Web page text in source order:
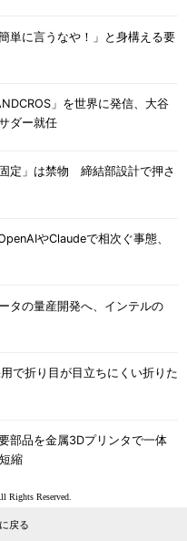
単に言うなや！」と身構える要
」を世界に発信、大谷
ダー就任
定」は禁物 締結部設計で押さ
やClaudeで相次ぐ事態、
タの量産開発へ、インテルの
で折り目が目立ちにくい折りた
部品を金属3Dプリンタで一体
縮
Rights Reserved.
戻る